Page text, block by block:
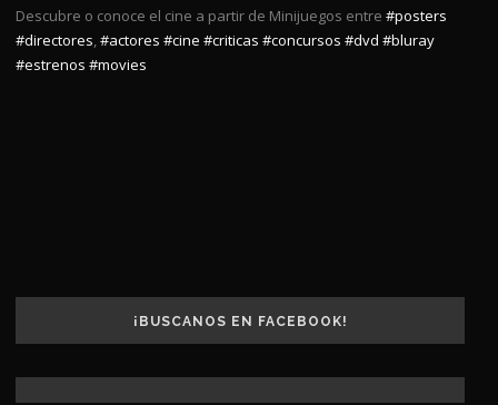
Descubre o conoce el cine a partir de Minijuegos entre #posters
#directores,#actores #cine #criticas #concursos #dvd #bluray
#estrenos #movies
¡BUSCANOS EN FACEBOOK!